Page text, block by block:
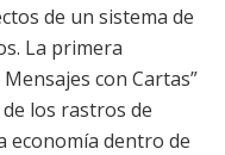
de un sistema de
La primera
con Cartas”
los rastros de
economía dentro de